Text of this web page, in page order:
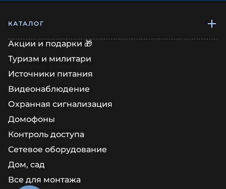
КАТАЛОГ
Акции и подарки 🎁
Туризм и милитари
Источники питания
Видеонаблюдение
Охранная сигнализация
Домофоны
Контроль доступа
Сетевое оборудование
Дом, сад
Все для монтажа